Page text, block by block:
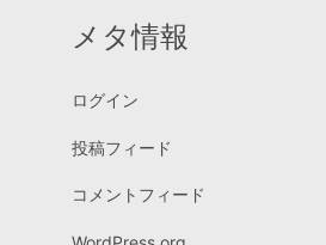
メタ情報
ログイン
投稿フィード
コメントフィード